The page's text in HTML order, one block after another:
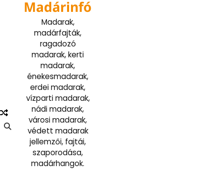
Madárinfó
Madarak,
madárfajták,
ragadozó
madarak, kerti
madarak,
énekesmadarak,
erdei madarak,
vízparti madarak,
nádi madarak,
városi madarak,
védett madarak
jellemzői, fajtái,
szaporodása,
madárhangok.